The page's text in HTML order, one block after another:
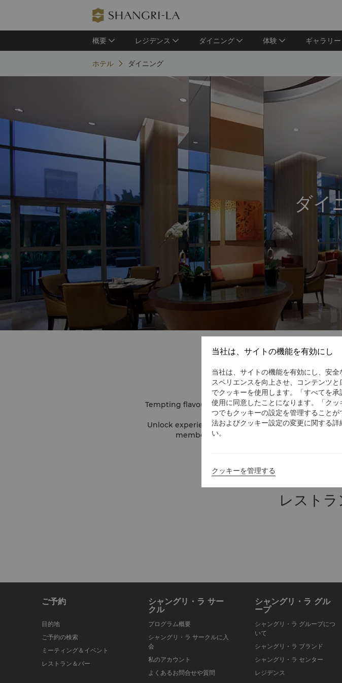
概要 レジデンス ダイニング 体験 ギャラリー
ホテル ダイニング
ダイ
Flavours from
Tempting flavours and impeccable service are the
Savour eclectic cuisine
Unlock experiences worth savouring withShangri-
member privileges. Enjoy a fixed Points
レスト
ご予約
目的地
ご予約の検索
ミーティング＆イベント
レストラン＆バー
シャングリ・ラ サー
クル
プログラム概要
シャングリ・ラ サークルに入
会
私のアカウント
よくあるお問合せや質問
シャングリ・ラ グル
ープ
シャングリ・ラ グループにつ
いて
シャングリ・ラ ブランド
シャングリ・ラ センター
レジデンス
当社は、サイトの機能を有効にし
当社は、サイトの機能を有効にし、安
スペリエンスを向上させ、コンテンツ
でクッキーを使用します。「すべてを
使用に同意したことになります。「ク
つでもクッキーの設定を管理すること
法およびクッキー設定の変更に関する詳
い。
クッキーを管理する